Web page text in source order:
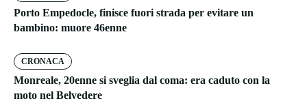
Porto Empedocle, finisce fuori strada per evitare un
bambino: muore 46enne
CRONACA
Monreale, 20enne si sveglia dal coma: era caduto con la
moto nel Belvedere